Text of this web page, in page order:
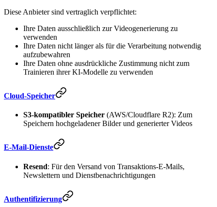
Diese Anbieter sind vertraglich verpflichtet:
Ihre Daten ausschließlich zur Videogenerierung zu
verwenden
Ihre Daten nicht länger als für die Verarbeitung notwendig
aufzubewahren
Ihre Daten ohne ausdrückliche Zustimmung nicht zum
Trainieren ihrer KI-Modelle zu verwenden
Cloud-Speicher
S3-kompatibler Speicher (AWS/Cloudflare R2): Zum
Speichern hochgeladener Bilder und generierter Videos
E-Mail-Dienste
Resend: Für den Versand von Transaktions-E-Mails,
Newslettern und Dienstbenachrichtigungen
Authentifizierung